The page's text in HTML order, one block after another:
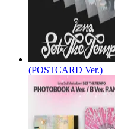
(POSTCARD Ver.) —